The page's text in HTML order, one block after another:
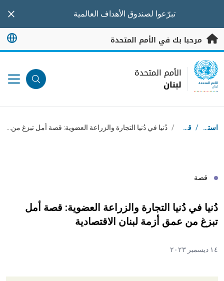
تبرّعوا لصندوق الأهداف العالمية
مرحبا بك في الأمم المتحدة
UN Logo
الأمم المتحدة
لبنان
الأمم المتحدة
لبنان
مسار التنقل
استقبال / قصص /
قصة
دُنيا في دُنيا التجارة والزراعة العضوية: قصة أمل
تبزغ من عمق أزمة لبنان الاقتصادية
١٤ ديسمبر ٢٠٢٣